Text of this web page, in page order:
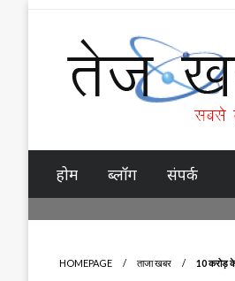
Tez Khabar
होम ब्लॉग संपर्क
HOMEPAGE ताजा खबर 10 करोड़ के